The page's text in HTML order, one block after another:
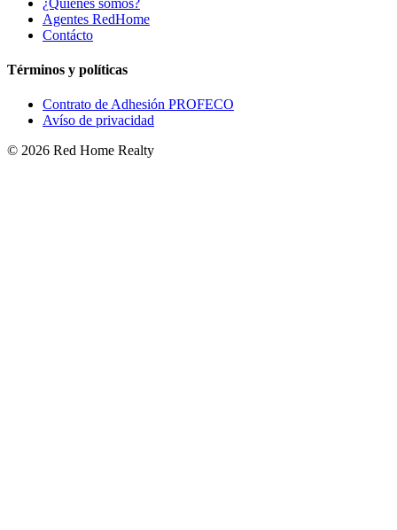
Agentes RedHome
Contácto
Términos y políticas
Contrato de Adhesión PROFECO
Avíso de privacidad
© 2026 Red Home Realty